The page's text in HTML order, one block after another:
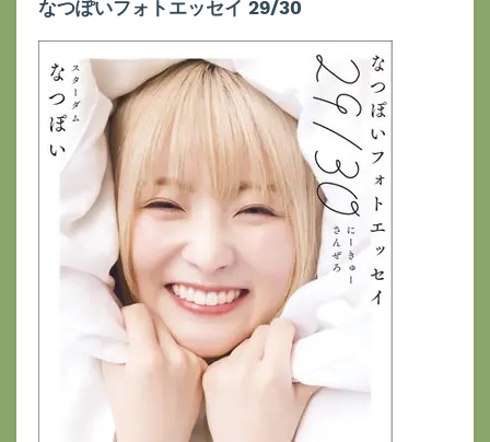
なつぽいフォトエッセイ 29/30